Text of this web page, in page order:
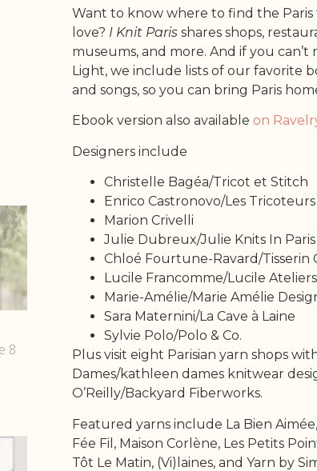
Want to know where to find the
love? I Knit Paris shares shops,
museums, and more. And if you can’t
Light, we include lists of our favorite
and songs, so you can bring Paris
Ebook version also available on
Designers include
Christelle Bagéa/Tricot et Stitch
Enrico Castronovo/Les
Marion Crivelli
Julie Dubreux/Julie Knits In Paris
Chloé Fourtune-Ravard/Tisserin
Lucile Francomme/Lucile
Marie-Amélie/Marie Amélie
Sara Maternini/La Cave à Laine
Sylvie Polo/Polo & Co.
Plus visit eight Parisian yarn shops
Dames/kathleen dames knitwear
O’Reilly/Backyard Fiberworks.
Featured yarns include La Bien
Fée Fil, Maison Corlène, Les Petits
Tôt Le Matin, (Vi)laines, and Yarn by